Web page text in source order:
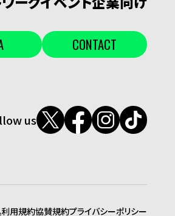
CONTACT
us
利用規約協賛規約プライバシーポリシー